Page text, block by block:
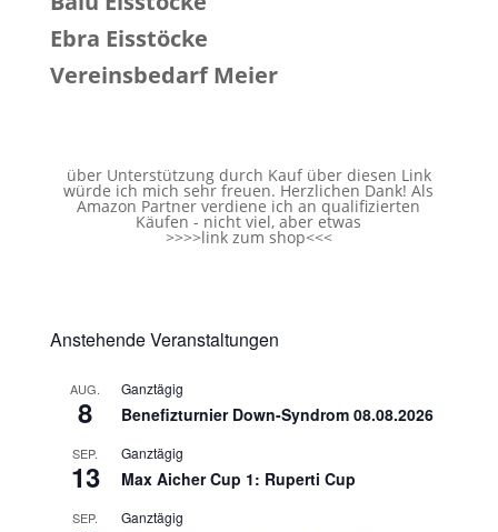
Ebra Eisstöcke
Vereinsbedarf Meier
über Unterstützung durch Kauf über diesen Link
würde ich mich sehr freuen. Herzlichen Dank! Als
Amazon Partner verdiene ich an qualifizierten
Käufen - nicht viel, aber etwas
>>>>link zum shop<<<
Anstehende Veranstaltungen
AUG.
8
Ganztägig
Benefizturnier Down-Syndrom 08.08.2026
SEP.
13
Ganztägig
Max Aicher Cup 1: Ruperti Cup
SEP. Ganztägig